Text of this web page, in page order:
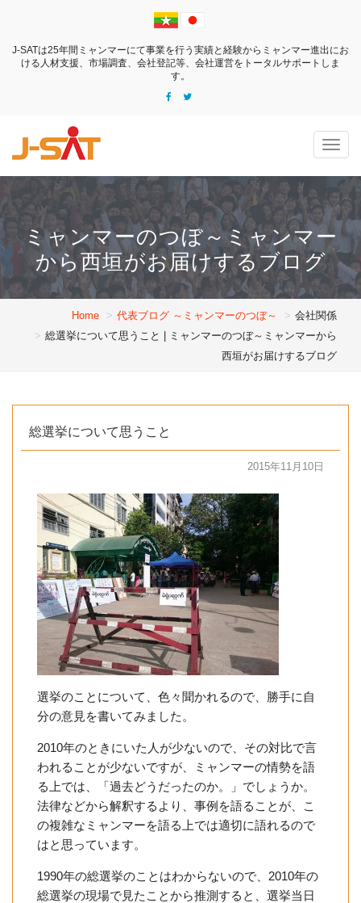
J-SATは25年間ミャンマーにて事業を行う実績と経験からミャンマー進出にお
ける 人材支援、市場調査、会社登記等、会社運営をトータルサポートしま
す。
ミャンマーのつぼ～ミャンマー
から西垣がお届けするブログ
Home 代表ブログ ～ミャンマーのつぼ～
会社関係
総選挙について思うこと | ミャンマーのつぼ～ミャンマーから
西垣がお届けするブログ
総選挙について思うこと
2015年11月10日
選挙のことについて、色々聞かれるので、勝手に自
分の意見を書いてみました。
2010年のときにいた人が少ないので、その対比で言
われることが少ないですが、ミャンマーの情勢を語
る上では、「過去どうだったのか。」でしょうか。
法律などから解釈するより、事例を語ることが、こ
の複雑なミャンマーを語る上では適切に語れるので
はと思っています。
1990年の総選挙のことはわからないので、2010年の
総選挙の現場で見たことから推測すると、選挙当日